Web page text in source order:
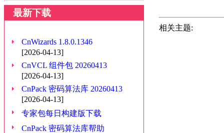
最新下载
CnWizards 1.8.0.1346
[2026-04-13]
CnVCL 组件包 20260413
[2026-04-13]
CnPack 密码算法库 20260413
[2026-04-13]
专家包每日构建版下载
CnPack 密码算法库帮助
相关主题: